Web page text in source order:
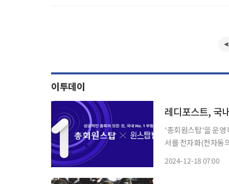
이투데이
레디포스트, 국
'총회원스탑'을 운영
서를 전자화(전자동
2024-12-18 07:00